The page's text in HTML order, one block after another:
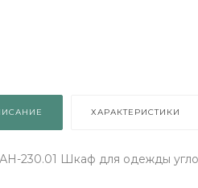
ХАРАКТЕРИСТИКИ
230.01 Шкаф для одежды